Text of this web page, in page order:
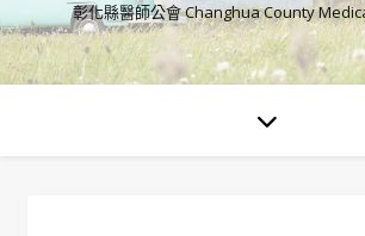
彰化縣醫師公會 Changhua County